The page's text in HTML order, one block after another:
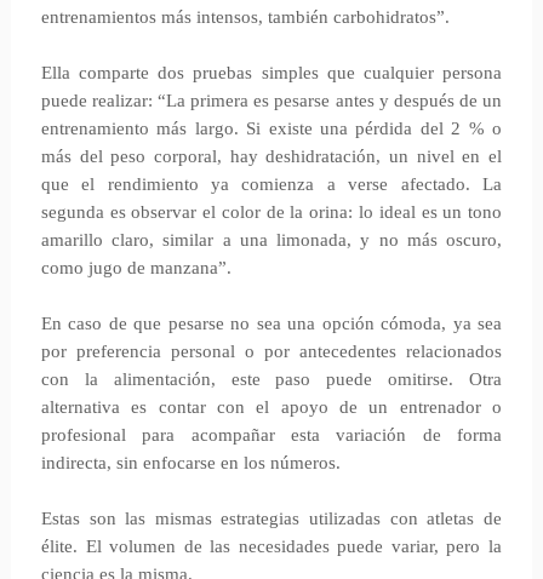
entrenamientos más intensos, también carbohidratos”.
Ella comparte dos pruebas simples que cualquier persona
puede realizar: “La primera es pesarse antes y después de un
entrenamiento más largo. Si existe una pérdida del 2 % o
más del peso corporal, hay deshidratación, un nivel en el
que el rendimiento ya comienza a verse afectado. La
segunda es observar el color de la orina: lo ideal es un tono
amarillo claro, similar a una limonada, y no más oscuro,
como jugo de manzana”.
En caso de que pesarse no sea una opción cómoda, ya sea
por preferencia personal o por antecedentes relacionados
con la alimentación, este paso puede omitirse. Otra
alternativa es contar con el apoyo de un entrenador o
profesional para acompañar esta variación de forma
indirecta, sin enfocarse en los números.
Estas son las mismas estrategias utilizadas con atletas de
élite. El volumen de las necesidades puede variar, pero la
ciencia es la misma.